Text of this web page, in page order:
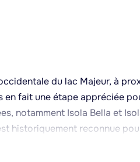
du lac Majeur, à
fait une étape appréciée
notamment Isola Bella et
historiquement reconnue